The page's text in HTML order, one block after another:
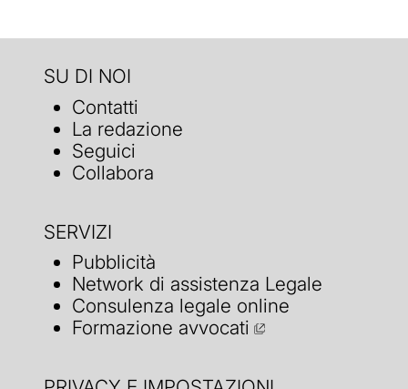
SU DI NOI
Contatti
La redazione
Seguici
Collabora
SERVIZI
Pubblicità
Network di assistenza Legale
Consulenza legale online
Formazione avvocati